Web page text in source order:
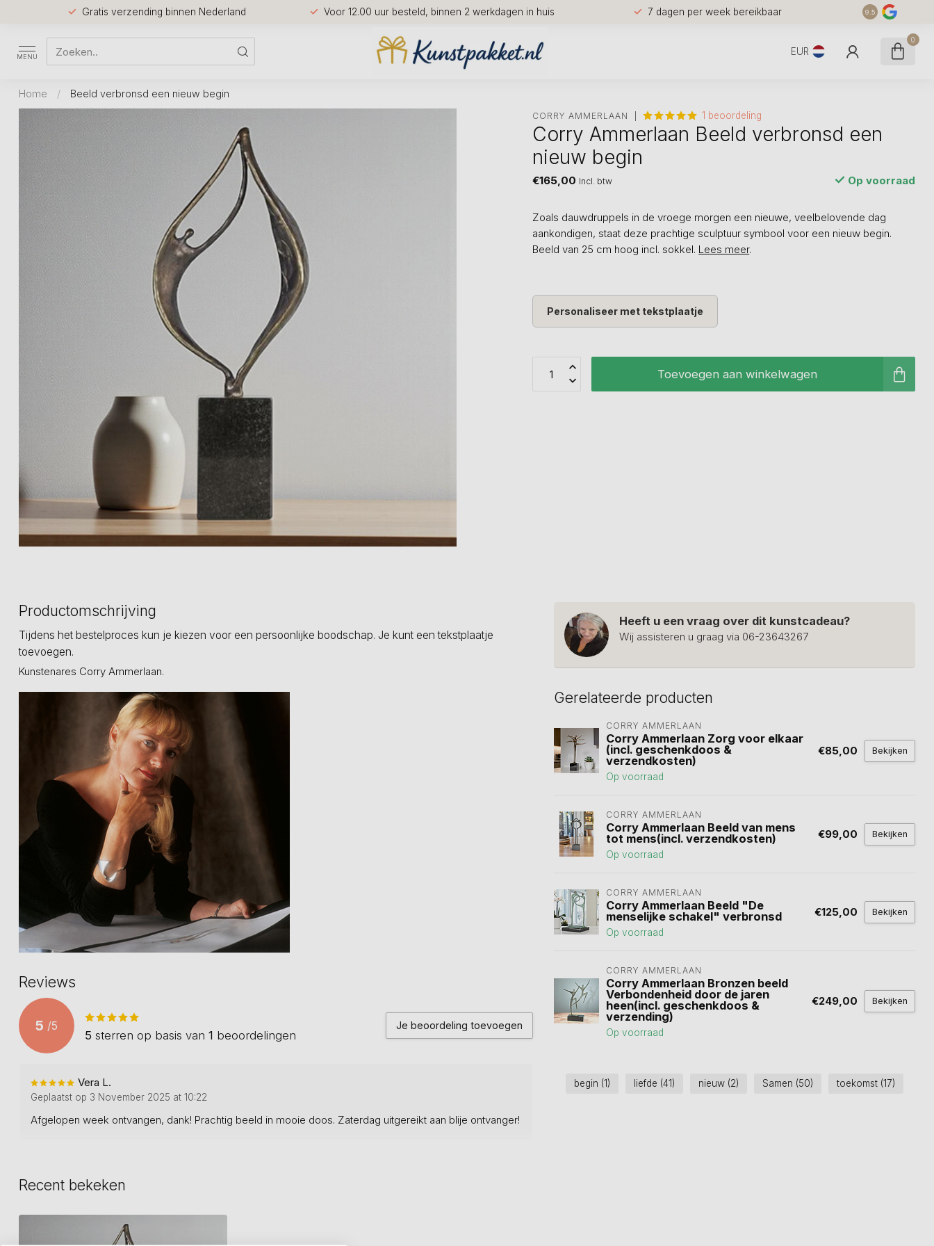
Gratis verzending binnen Nederland Voor 12.00 uur besteld, binnen 2 werkdagen in huis 7 dagen per week bereikbaar 9.5
MENU EUR
0
Home / Beeld verbronsd een nieuw begin
CORRY AMMERLAAN 1 beoordeling
Corry Ammerlaan Beeld verbronsd een
nieuw begin
€165,00 Incl. btw Op voorraad
Zoals dauwdruppels in de vroege morgen een nieuwe, veelbelovende dag
aankondigen, staat deze prachtige sculptuur symbool voor een nieuw begin.
Beeld van 25 cm hoog incl. sokkel. Lees meer.
Personaliseer met tekstplaatje
Toevoegen aan winkelwagen
Productomschrijving
Tijdens het bestelproces kun je kiezen voor een persoonlijke boodschap. Je kunt een tekstplaatje
toevoegen.
Kunstenares Corry Ammerlaan.
Reviews
5 /5
5 sterren op basis van 1 beoordelingen
Je beoordeling toevoegen
Vera L.
Geplaatst op 3 November 2025 at 10:22
Afgelopen week ontvangen, dank! Prachtig beeld in mooie doos. Zaterdag uitgereikt aan blije ontvanger!
Heeft u een vraag over dit kunstcadeau?
Wij assisteren u graag via 06-23643267
Gerelateerde producten
CORRY AMMERLAAN
Corry Ammerlaan Zorg voor elkaar
(incl. geschenkdoos &
verzendkosten)
Op voorraad
€85,00 Bekijken
CORRY AMMERLAAN
Corry Ammerlaan Beeld van mens
tot mens(incl. verzendkosten)
Op voorraad
€99,00 Bekijken
CORRY AMMERLAAN
Corry Ammerlaan Beeld "De
menselijke schakel" verbronsd
Op voorraad
€125,00 Bekijken
CORRY AMMERLAAN
Corry Ammerlaan Bronzen beeld
Verbondenheid door de jaren
heen(incl. geschenkdoos &
verzending)
Op voorraad
€249,00 Bekijken
begin (1) liefde (41) nieuw (2) Samen (50) toekomst (17)
Recent bekeken